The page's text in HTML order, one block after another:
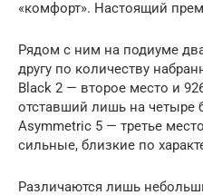
«комфорт». Настоящий
Рядом с ним на подиуме
другу по количеству
Black 2 — второе место и
отставший лишь на четыре
Asymmetric 5 — третье
сильные, близкие по
Различаются лишь